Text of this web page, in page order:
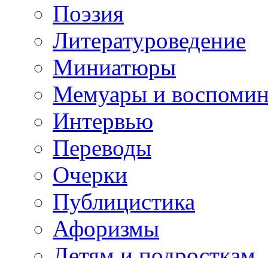
Поэзия
Литературоведение
Миниатюры
Мемуары и
Интервью
Переводы
Очерки
Публицистика
Афоризмы